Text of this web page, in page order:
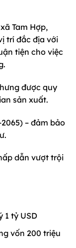
Tam Hợp,
trí đắc địa với
tiện cho việc
được quy
sản xuất.
– đảm bảo
dẫn vượt trội
1 tỷ USD
vốn 200 triệu